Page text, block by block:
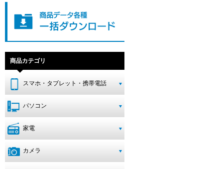
商品カテゴリ
スマホ・タブレット・携帯電話
パソコン
家電
カメラ